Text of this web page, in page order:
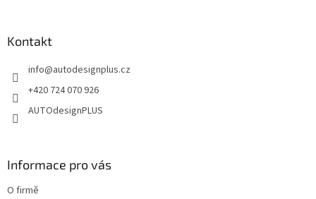
Kontakt
info@autodesignplus.cz
+420 724 070 926
AUTOdesignPLUS
Informace pro vás
O firmě